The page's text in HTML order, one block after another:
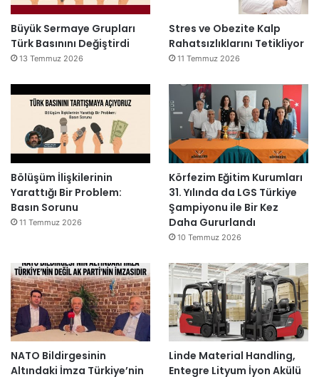
Büyük Sermaye Grupları
Türk Basınını Değiştirdi
13 Temmuz 2026
Stres ve Obezite Kalp
Rahatsızlıklarını Tetikliyor
11 Temmuz 2026
Bölüşüm İlişkilerinin
Yarattığı Bir Problem:
Basın Sorunu
11 Temmuz 2026
Körfezim Eğitim Kurumları
31. Yılında da LGS Türkiye
Şampiyonu ile Bir Kez
Daha Gururlandı
10 Temmuz 2026
NATO Bildirgesinin
Altındaki İmza Türkiye’nin
Linde Material Handling,
Entegre Lityum İyon Akülü